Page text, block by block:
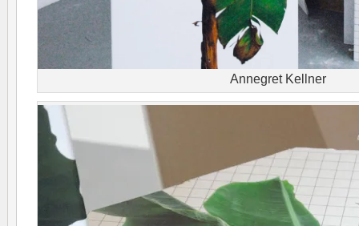
Annegret Kellner